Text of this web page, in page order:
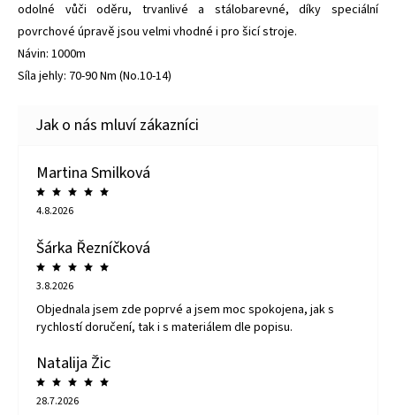
odolné vůči oděru, trvanlivé a stálobarevné, díky speciální
povrchové úpravě jsou velmi vhodné i pro šicí stroje.
Návin: 1000m
Síla jehly: 70-90 Nm (No.10-14)
Martina Smilková
4.8.2026
Šárka Řezníčková
3.8.2026
Objednala jsem zde poprvé a jsem moc spokojena, jak s
rychlostí doručení, tak i s materiálem dle popisu.
Natalija Žic
28.7.2026